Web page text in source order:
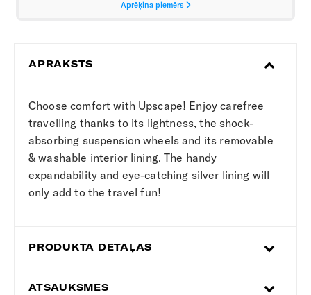
APRAKSTS
Choose comfort with Upscape! Enjoy carefree
travelling thanks to its lightness, the shock-
absorbing suspension wheels and its removable
& washable interior lining. The handy
expandability and eye-catching silver lining will
only add to the travel fun!
PRODUKTA DETAĻAS
ATSAUKSMES